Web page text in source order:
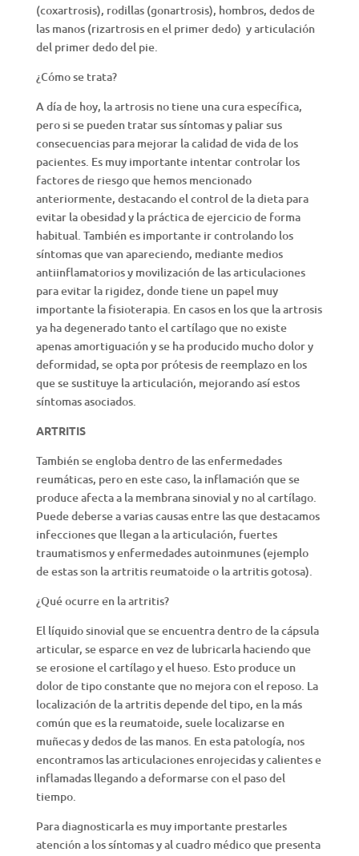
(coxartrosis), rodillas (gonartrosis), hombros, dedos de
las manos (rizartrosis en el primer dedo) y articulación
del primer dedo del pie.
¿Cómo se trata?
A día de hoy, la artrosis no tiene una cura específica,
pero si se pueden tratar sus síntomas y paliar sus
consecuencias para mejorar la calidad de vida de los
pacientes. Es muy importante intentar controlar los
factores de riesgo que hemos mencionado
anteriormente, destacando el control de la dieta para
evitar la obesidad y la práctica de ejercicio de forma
habitual. También es importante ir controlando los
síntomas que van apareciendo, mediante medios
antiinflamatorios y movilización de las articulaciones
para evitar la rigidez, donde tiene un papel muy
importante la fisioterapia. En casos en los que la artrosis
ya ha degenerado tanto el cartílago que no existe
apenas amortiguación y se ha producido mucho dolor y
deformidad, se opta por prótesis de reemplazo en los
que se sustituye la articulación, mejorando así estos
síntomas asociados.
ARTRITIS
También se engloba dentro de las enfermedades
reumáticas, pero en este caso, la inflamación que se
produce afecta a la membrana sinovial y no al cartílago.
Puede deberse a varias causas entre las que destacamos
infecciones que llegan a la articulación, fuertes
traumatismos y enfermedades autoinmunes (ejemplo
de estas son la artritis reumatoide o la artritis gotosa).
¿Qué ocurre en la artritis?
El líquido sinovial que se encuentra dentro de la cápsula
articular, se esparce en vez de lubricarla haciendo que
se erosione el cartílago y el hueso. Esto produce un
dolor de tipo constante que no mejora con el reposo. La
localización de la artritis depende del tipo, en la más
común que es la reumatoide, suele localizarse en
muñecas y dedos de las manos. En esta patología, nos
encontramos las articulaciones enrojecidas y calientes e
inflamadas llegando a deformarse con el paso del
tiempo.
Para diagnosticarla es muy importante prestarles
atención a los síntomas y al cuadro médico que presenta